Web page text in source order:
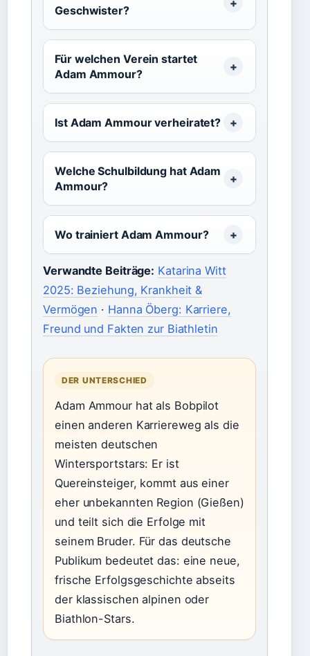
Geschwister?
Für welchen Verein startet
Adam Ammour?
Ist Adam Ammour verheiratet?
Welche Schulbildung hat Adam
Ammour?
Wo trainiert Adam Ammour?
Verwandte Beiträge: Katarina Witt
2025: Beziehung, Krankheit &
Vermögen · Hanna Öberg: Karriere,
Freund und Fakten zur Biathletin
DER UNTERSCHIED
Adam Ammour hat als Bobpilot
einen anderen Karriereweg als die
meisten deutschen
Wintersportstars: Er ist
Quereinsteiger, kommt aus einer
eher unbekannten Region (Gießen)
und teilt sich die Erfolge mit
seinem Bruder. Für das deutsche
Publikum bedeutet das: eine neue,
frische Erfolgsgeschichte abseits
der klassischen alpinen oder
Biathlon-Stars.